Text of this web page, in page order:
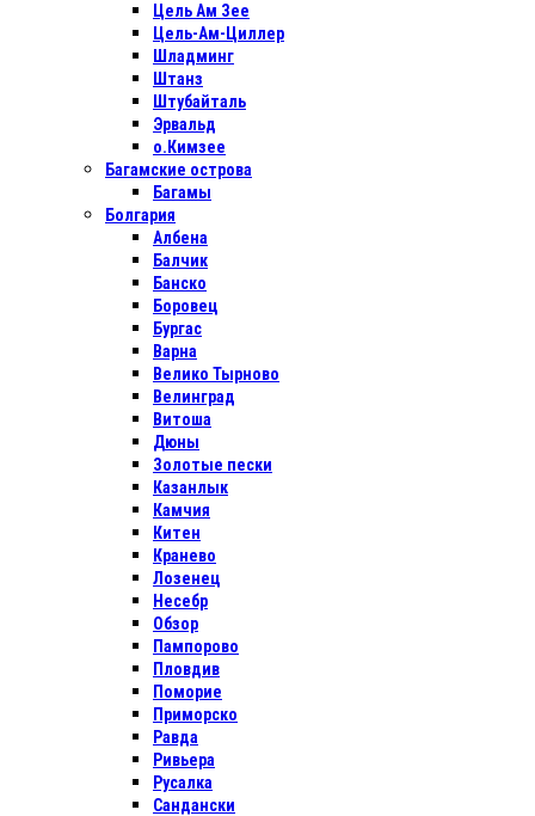
Цель Ам Зее
Цель-Ам-Циллер
Шладминг
Штанз
Штубайталь
Эрвальд
о.Кимзее
Багамские острова
Багамы
Болгария
Албена
Балчик
Банско
Боровец
Бургас
Варна
Велико Тырново
Велинград
Витоша
Дюны
Золотые пески
Казанлык
Камчия
Китен
Кранево
Лозенец
Несебр
Обзор
Пампорово
Пловдив
Поморие
Приморско
Равда
Ривьера
Русалка
Сандански